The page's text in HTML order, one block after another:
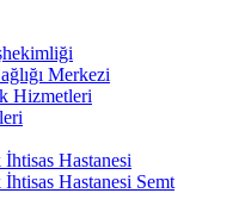
Merkezi
Hizmetleri
Hastanesi
Hastanesi Semt